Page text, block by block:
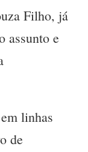
Filho, já
assunto e
linhas
de